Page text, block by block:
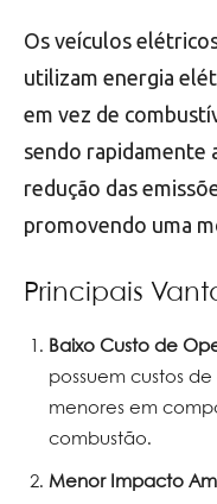
Os veículos
utilizam energia
em vez de
sendo rapidamente
redução das
promovendo uma
Principais
Baixo Custo de
possuem custos
menores em
combustão.
Menor Impacto